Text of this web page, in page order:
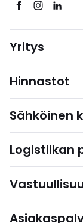
Yritys
Hinnastot
Sähköinen
Logistiikan